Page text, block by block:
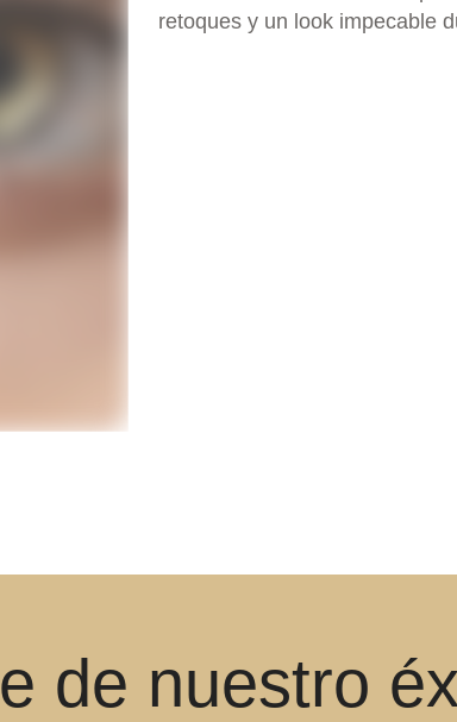
retoques y un look impecable
de nuestro